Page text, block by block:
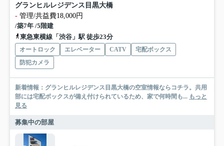
グランヒルレジデンス目黒大橋
- 管理/共益費18,000円
/築7年 /5階建
東急東横線「渋谷」駅 徒歩23分
オートロック エレベーター CATV
宅配ボックス
防犯カメラ
新着情報：グランヒルレジデンス目黒大橋の空室情報ならコチラ。共用
部には宅配ボックスが備え付けられているため、家で何時間も... もっと
見る
募集中の部屋